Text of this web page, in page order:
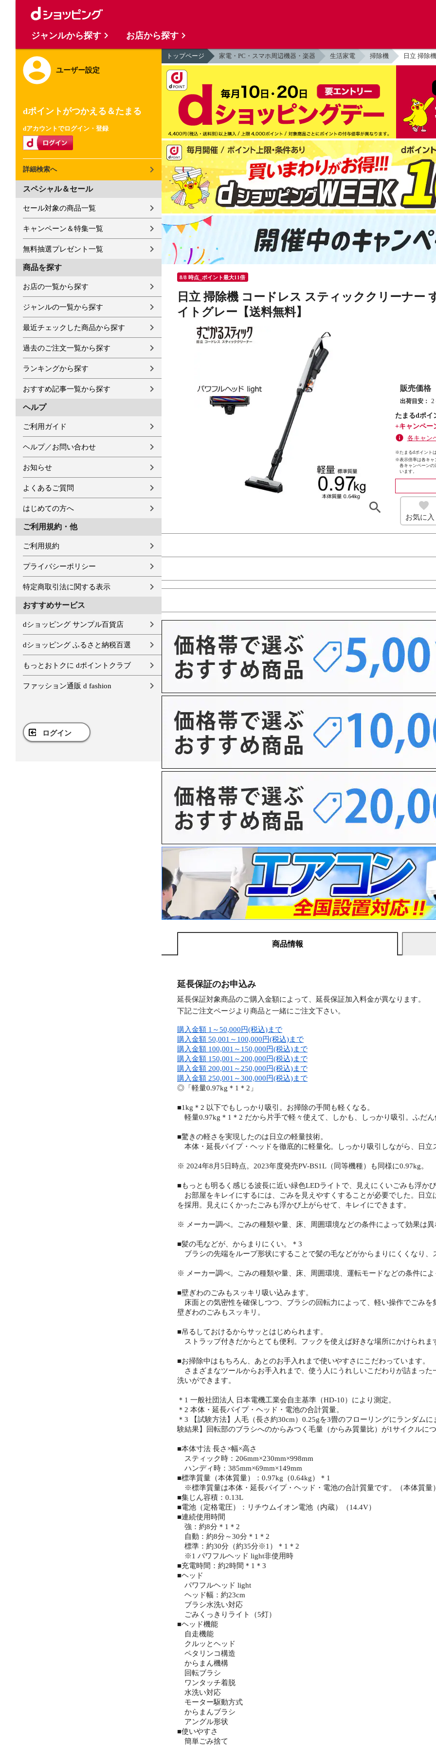
ユーザー設定
dポイントがつかえる＆たまる
dアカウントでログイン・登録
詳細検索へ
スペシャル＆セール
セール対象の商品一覧
キャンペーン＆特集一覧
無料抽選プレゼント一覧
商品を探す
お店の一覧から探す
ジャンルの一覧から探す
最近チェックした商品から探す
過去のご注文一覧から探す
ランキングから探す
おすすめ記事一覧から探す
ヘルプ
ご利用ガイド
ヘルプ／お問い合わせ
お知らせ
よくあるご質問
はじめての方へ
ご利用規約・他
ご利用規約
プライバシーポリシー
特定商取引法に関する表示
おすすめサービス
dショッピング サンプル百貨店
dショッピング ふるさと納税百選
もっとおトクに dポイントクラブ
ファッション通販 d fashion
ログイン
トップページ 家電・PC・スマホ周辺機器・楽器 生活家電 掃除機 日立 掃除
8/8 時点_ポイント最大11倍
日立 掃除機 コードレス スティッククリーナー
イトグレー【送料無料】
販売価格
出荷目安： 2
たまるdポイ
+キャンペー
各キャン
※たまるdポイント
※表示倍率は各キャ
各キャンペーンの
います。
お気に入
商品情報
延長保証のお申込み
延長保証対象商品のご購入金額によって、延長保証加入料金が異なります。
下記ご注文ページより商品と一緒にご注文下さい。
購入金額 1～50,000円(税込)まで
購入金額 50,001～100,000円(税込)まで
購入金額 100,001～150,000円(税込)まで
購入金額 150,001～200,000円(税込)まで
購入金額 200,001～250,000円(税込)まで
購入金額 250,001～300,000円(税込)まで
◎「軽量0.97kg＊1＊2」
■1kg＊2 以下でもしっかり吸引。お掃除の手間も軽くなる。
軽量0.97kg＊1＊2 だから片手で軽々使えて、しかも、しっかり吸引。ふだ
■驚きの軽さを実現したのは日立の軽量技術。
本体・延長パイプ・ヘッドを徹底的に軽量化。しっかり吸引しながら、日
※ 2024年8月5日時点。2023年度発売PV-BS1L（同等機種）も同様に0.97kg。
■もっとも明るく感じる波長に近い緑色LEDライトで、見えにくいごみも浮か
お部屋をキレイにするには、ごみを見えやすくすることが必要でした。日
を採用。見えにくかったごみも浮かび上がらせて、キレイにできます。
※ メーカー調べ。ごみの種類や量、床、周囲環境などの条件によって効果は
■髪の毛などが、からまりにくい。＊3
ブラシの先端をループ形状にすることで髪の毛などがからまりにくくなり、
※ メーカー調べ。ごみの種類や量、床、周囲環境、運転モードなどの条件に
■壁ぎわのごみもスッキリ吸い込みます。
床面との気密性を確保しつつ、ブラシの回転力によって、軽い操作でごみ
壁ぎわのごみもスッキリ。
■吊るしておけるからサッとはじめられます。
ストラップ付きだからとても便利。フックを使えば好きな場所にかけられま
■お掃除中はもちろん、あとのお手入れまで使いやすさにこだわっています。
さまざまなツールからお手入れまで、使う人にうれしいこだわりが詰まっ
洗いができます。
＊1 一般社団法人 日本電機工業会自主基準（HD-10）により測定。
＊2 本体・延長パイプ・ヘッド・電池の合計質量。
＊3 【試験方法】人毛（長さ約30cm）0.25gを3畳のフローリングにランダム
験結果】回転部のブラシへのからみつく毛量（からみ質量比）が1サイクルに
■本体寸法 長さ×幅×高さ
スティック時：206mm×230mm×998mm
ハンディ時：385mm×69mm×149mm
■標準質量（本体質量）：0.97kg（0.64kg）＊1
※標準質量は本体・延長パイプ・ヘッド・電池の合計質量です。（本体質量
■集じん容積：0.13L
■電池（定格電圧）：リチウムイオン電池（内蔵）（14.4V）
■連続使用時間
強：約8分＊1＊2
自動：約8分～30分＊1＊2
標準：約30分（約35分※1）＊1＊2
※1 パワフルヘッド light非使用時
■充電時間：約2時間＊1＊3
■ヘッド
パワフルヘッド light
ヘッド幅：約23cm
ブラシ水洗い対応
ごみくっきりライト（5灯）
■ヘッド機能
自走機能
クルッとヘッド
ペタリンコ構造
からまん機構
回転ブラシ
ワンタッチ着脱
水洗い対応
モーター駆動方式
からまんブラシ
アングル形状
■使いやすさ
簡単ごみ捨て
ジャンルから探す お店から探す